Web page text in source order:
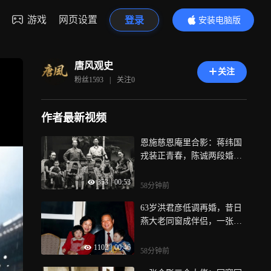
游戏 网页设置 登录
安装电脑版
内容更精彩
唐风观史
粉丝1593 | 关注0
关注
作者最新视频
353 | 00:53
恩施慈恩庵里合影：蒋纬国
戎装正青春，陈诚两段婚姻
58分钟前
1102 | 00:46
63岁洪君彦低调再婚，昔日
燕大老同窗成伴侣，一张合
58分钟前